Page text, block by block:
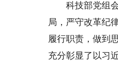
科技部党组会
局，严守改革纪
履行职责，做到
充分彰显了以习